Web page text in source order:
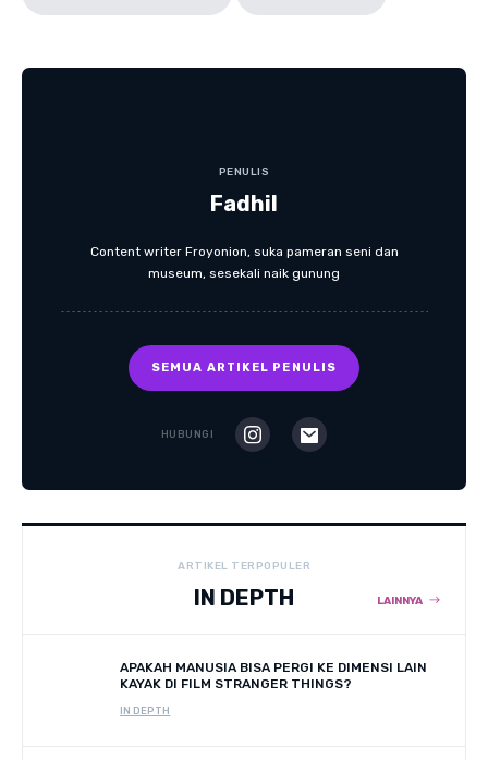
PENULIS
Fadhil
Content writer Froyonion, suka pameran seni dan
museum, sesekali naik gunung
SEMUA ARTIKEL PENULIS
HUBUNGI
ARTIKEL TERPOPULER
IN DEPTH LAINNYA
APAKAH MANUSIA BISA PERGI KE DIMENSI LAIN
KAYAK DI FILM STRANGER THINGS?
IN DEPTH